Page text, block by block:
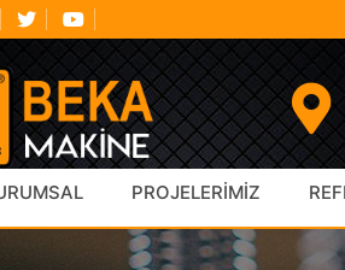
PROJELERİMİZ
Bantlı Konveyörler